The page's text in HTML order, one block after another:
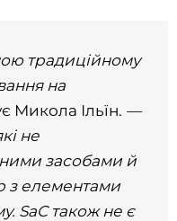
традиційному
на
Микола Ільїн. —
не
засобами й
з елементами
SaC також не є